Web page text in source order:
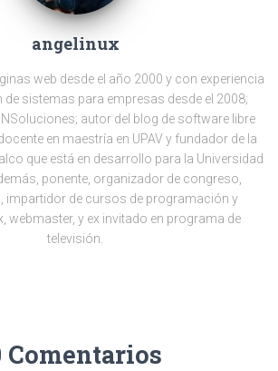
angelinux
web desde el año 2000 y con experiencia
sistemas para empresas desde el 2008;
autor del blog de software libre
en maestría en UPAV y fundador de la
que está en desarrollo para la Universidad
ponente, organizador de congreso,
impartidor de cursos de programación y
webmaster, y ex invitado en programa de
televisión.
Comentarios